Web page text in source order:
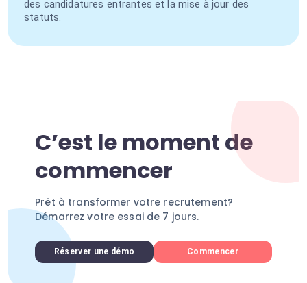
des candidatures entrantes et la mise à jour des
statuts.
C’est le moment de
commencer
Prêt à transformer votre recrutement?
Démarrez votre essai de 7 jours.
Réserver une démo Commencer